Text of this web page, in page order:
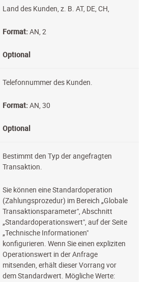
Land des Kunden, z. B. AT, DE, CH,
Format:AN, 2
Optional
Telefonnummer des Kunden.
Format:AN, 30
Optional
Bestimmt den Typ der angefragten
Transaktion.
Sie können eine Standardoperation
(Zahlungsprozedur) im Bereich „Globale
Transaktionsparameter", Abschnitt
„Standardoperationswert", auf der Seite
„Technische Informationen"
konfigurieren. Wenn Sie einen expliziten
Operationswert in der Anfrage
mitsenden, erhält dieser Vorrang vor
dem Standardwert. Mögliche Werte: